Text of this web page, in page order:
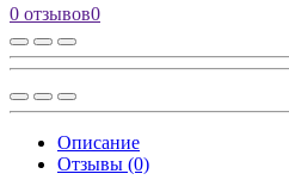
0 отзывов0
Описание
Отзывы (0)